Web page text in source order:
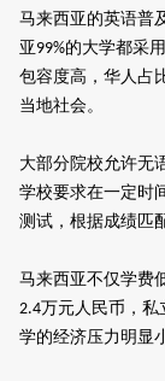
马来西亚的英语普
亚 99%的大学都采
包容度高，华人占
当地社会。
大部分院校允许无
学校要求在一定时
测试，根据成绩匹
马来西亚不仅学费
2.4万元人民币，私
学的经济压力明显